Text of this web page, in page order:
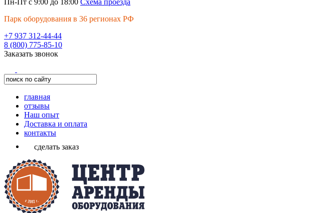
Пн-Пт с 9:00 до 18:00 Схема проезда
Парк оборудования в 36 регионах РФ
+7 937 312-44-44
8 (800) 775-85-10
Заказать звонок
главная
отзывы
Наш опыт
Доставка и оплата
контакты
сделать заказ